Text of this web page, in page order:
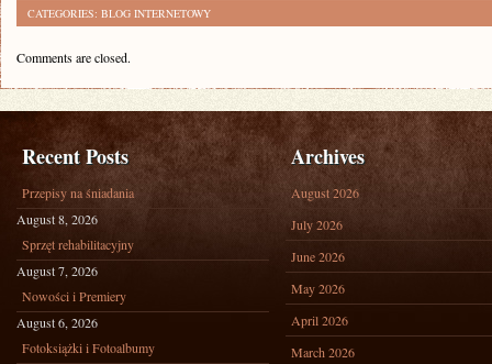
CATEGORIES: BLOG INTERNETOWY
Comments are closed.
Recent Posts
Przepisy na śniadania
August 8, 2026
Sprzęt rehabilitacyjny
August 7, 2026
Nowości i Premiery
August 6, 2026
Fotoksiążki i Fotoalbumy
Archives
August 2026
July 2026
June 2026
May 2026
April 2026
March 2026